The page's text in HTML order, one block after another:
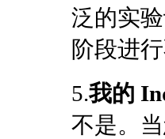
泛的实
阶段进
5.我的
不是。